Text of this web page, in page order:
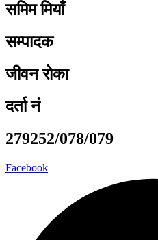
समिम मियाँ
सम्पादक
जीवन रोका
दर्ता नं
279252/078/079
Facebook